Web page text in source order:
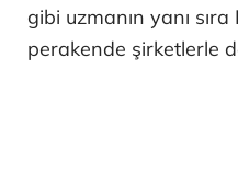
gibi uzmanın yanı
perakende şirketlerle